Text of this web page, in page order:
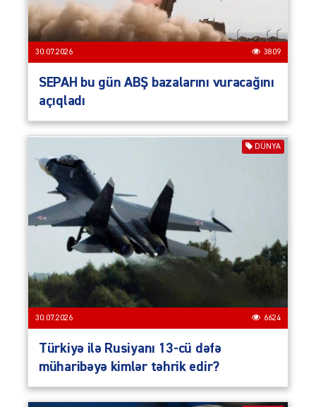
30.07.2026 3809
SEPAH bu gün ABŞ bazalarını vuracağını
açıqladı
DÜNYA
30.07.2026 6624
Türkiyə ilə Rusiyanı 13-cü dəfə
müharibəyə kimlər təhrik edir?